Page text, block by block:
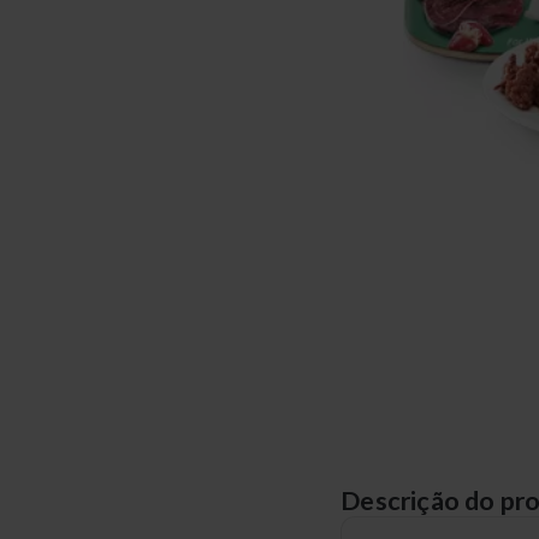
Descrição do